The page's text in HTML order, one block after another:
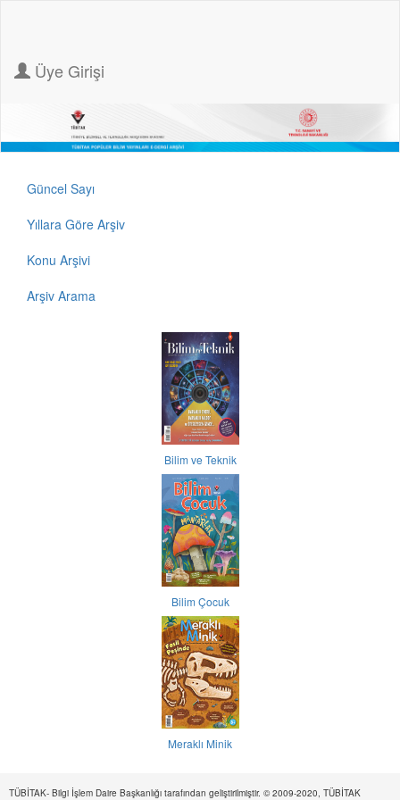
Üye Girişi
Güncel Sayı
Yıllara Göre Arşiv
Konu Arşivi
Arşiv Arama
Bilim ve Teknik
Bilim Çocuk
Meraklı Minik
TÜBİTAK- Bilgi İşlem Daire Başkanlığı tarafından geliştirilmiştir. © 2009-2020, TÜBİTAK